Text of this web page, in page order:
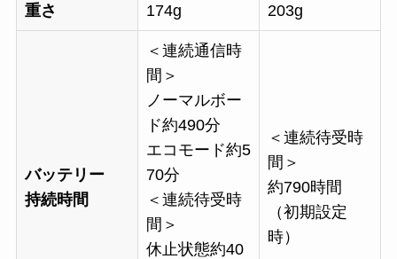
重さ 174g 203g
バッテリー
持続時間
＜連続通信時
間＞
ノーマルボー
ド約490分
エコモード約5
70分
＜連続待受時
間＞
休止状態約40
＜連続待受時
間＞
約790時間
（初期設定
時）